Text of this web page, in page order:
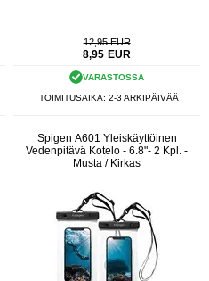
12,95 EUR
8,95 EUR
VARASTOSSA
TOIMITUSAIKA: 2-3 ARKIPÄIVÄÄ
Spigen A601 Yleiskäyttöinen
Vedenpitävä Kotelo - 6.8"- 2 Kpl. -
Musta / Kirkas